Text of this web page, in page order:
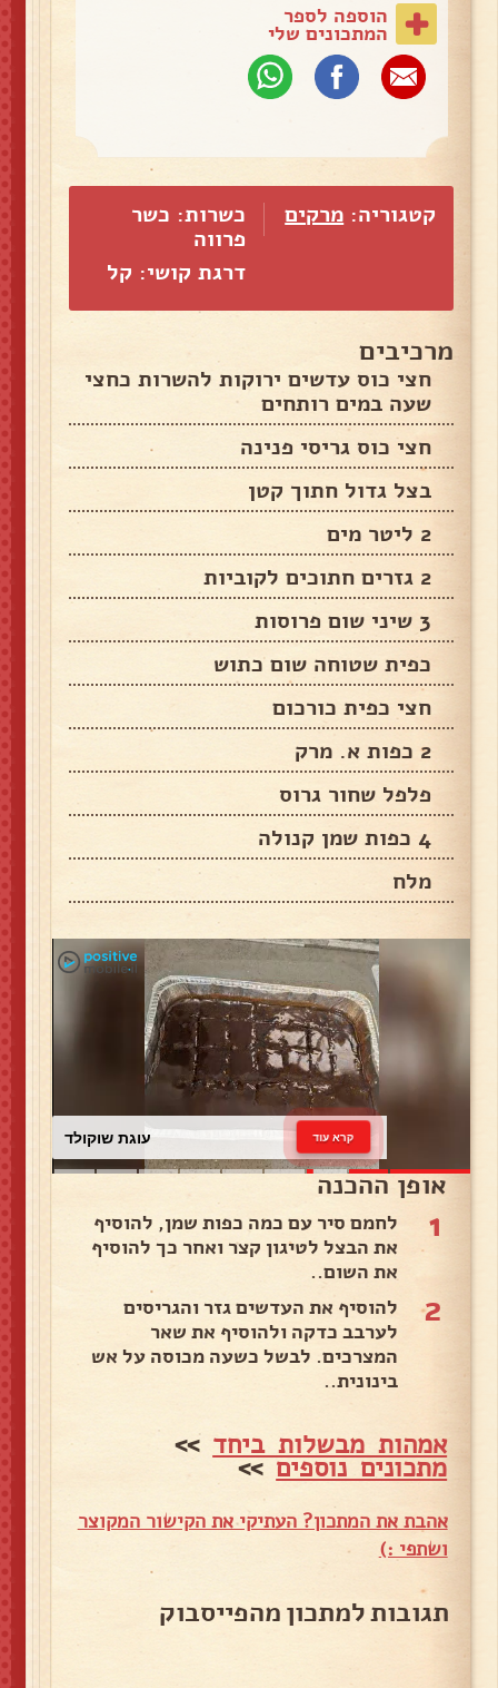
הוספה לספר
המתכונים שלי
קטגוריה: מרקים
כשרות: כשר
פרווה
דרגת קושי: קל
מרכיבים
חצי כוס עדשים ירוקות להשרות כחצי
שעה במים רותחים
חצי כוס גריסי פנינה
בצל גדול חתוך קטן
2 ליטר מים
2 גזרים חתוכים לקוביות
3 שיני שום פרוסות
כפית שטוחה שום כתוש
חצי כפית כורכום
2 כפות א. מרק
פלפל שחור גרוס
4 כפות שמן קנולה
מלח
עוגת שוקולד קרא עוד
אופן ההכנה
1
לחמם סיר עם כמה כפות שמן, להוסיף
את הבצל לטיגון קצר ואחר כך להוסיף
את השום..
2
להוסיף את העדשים גזר והגריסים
לערבב כדקה ולהוסיף את שאר
המצרכים. לבשל כשעה מכוסה על אש
בינונית..
אמהות מבשלות ביחד >>
מתכונים נוספים>>
אהבת את המתכון? העתיקי את הקישור המקוצר
ושתפי :)
תגובות למתכון מהפייסבוק